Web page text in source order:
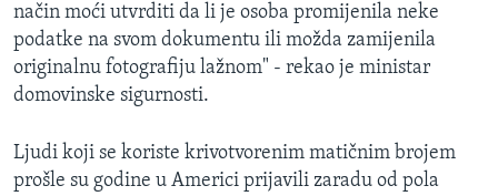
način moći utvrditi da li je osoba promijenila neke
podatke na svom dokumentu ili možda zamijenila
originalnu fotografiju lažnom" - rekao je ministar
domovinske sigurnosti.
Ljudi koji se koriste krivotvorenim matičnim brojem
prošle su godine u Americi prijavili zaradu od pola